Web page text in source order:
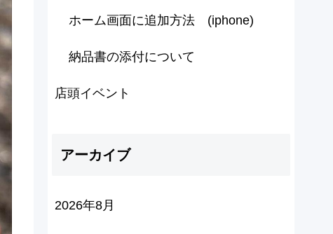
ホーム画面に追加方法 (iphone)
納品書の添付について
店頭イベント
アーカイブ
2026年8月